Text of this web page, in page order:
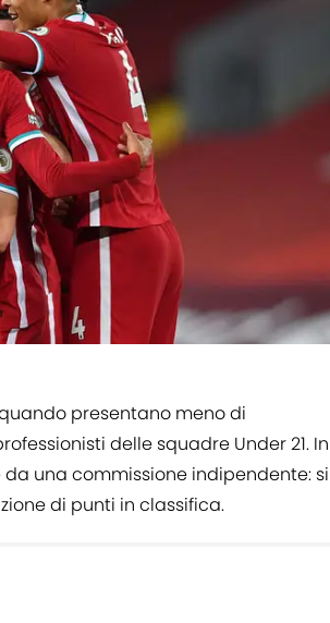
presentano meno di
delle squadre Under 21. In
una commissione indipendente: si
di punti in classifica.